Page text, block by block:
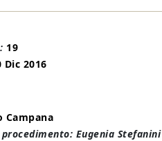
19
Dic 2016
Eugenia Stefanini